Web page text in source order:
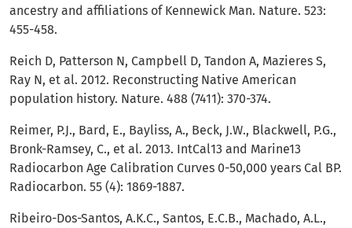
ancestry and affiliations of Kennewick Man. Nature. 523:
455-458.
Reich D, Patterson N, Campbell D, Tandon A, Mazieres S,
Ray N, et al. 2012. Reconstructing Native American
population history. Nature. 488 (7411): 370-374.
Reimer, P.J., Bard, E., Bayliss, A., Beck, J.W., Blackwell, P.G.,
Bronk-Ramsey, C., et al. 2013. IntCal13 and Marine13
Radiocarbon Age Calibration Curves 0-50,000 years Cal BP.
Radiocarbon. 55 (4): 1869-1887.
Ribeiro-Dos-Santos, A.K.C., Santos, E.C.B., Machado, A.L.,